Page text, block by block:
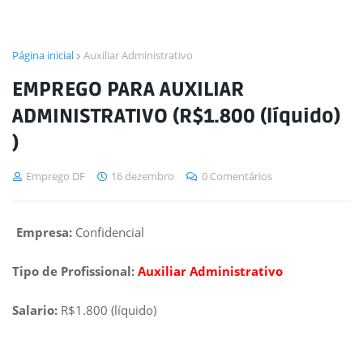
Página inicial Auxiliar Administrativo
EMPREGO PARA AUXILIAR
ADMINISTRATIVO (R$1.800 (líquido)
)
Emprego DF 16 dezembro 0 Comentários
Empresa: Confidencial
Tipo de Profissional: Auxiliar Administrativo
Salario: R$1.800 (líquido)